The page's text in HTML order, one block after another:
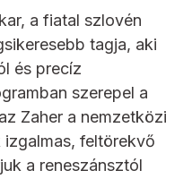
a fiatal szlovén
tagja, aki
és precíz
szerepel a
Zaher a nemzetközi
izgalmas, feltörekvő
a reneszánsztól